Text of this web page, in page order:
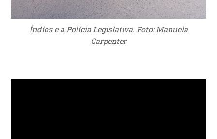
Índios e a Polícia Legislativa. Foto: Manuela
Carpenter